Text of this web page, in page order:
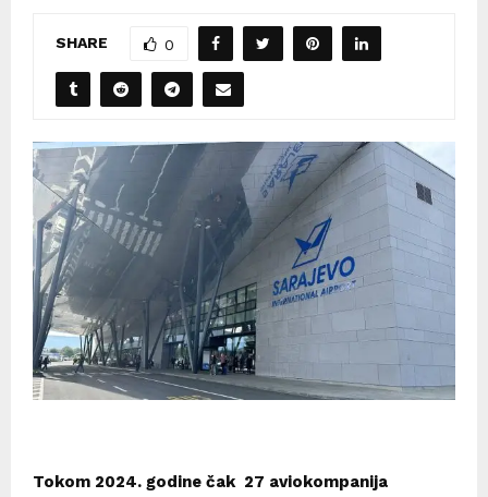
SHARE 0
Tokom 2024. godine čak 27 aviokompanija